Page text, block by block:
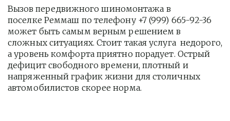
Вызов передвижного шиномонтажа в
поселке Реммаш по телефону +7 (999) 665-92-36
может быть самым верным решением в
сложных ситуациях. Стоит такая услуга  недорого,
а уровень комфорта приятно порадует. Острый
дефицит свободного времени, плотный и
напряженный график жизни для столичных
автомобилистов скорее норма.